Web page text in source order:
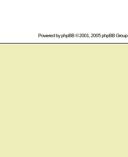
Powered byphpBB© 2001, 2005 phpBB Group